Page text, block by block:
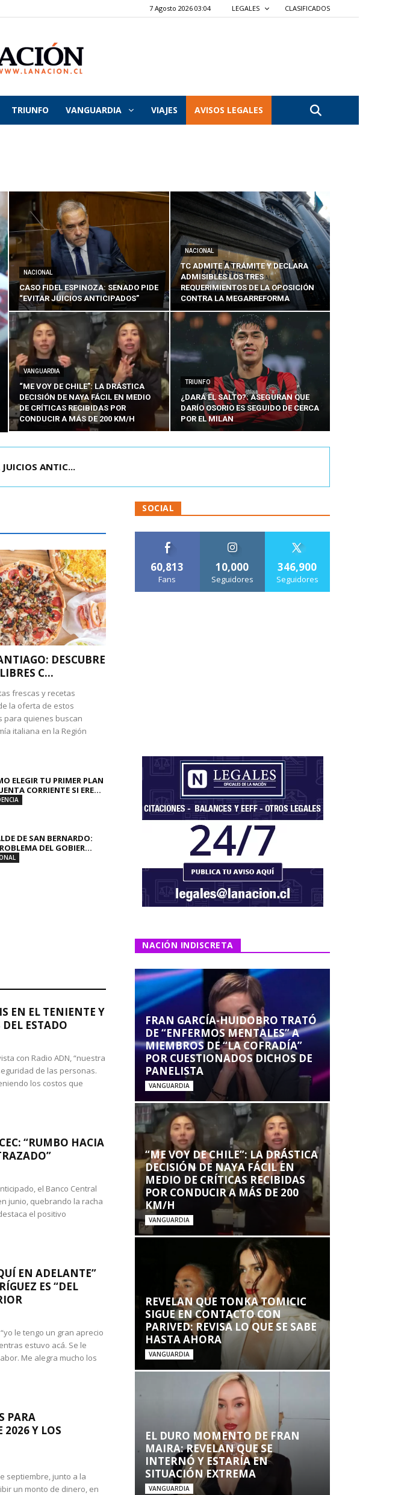
7 Agosto 2026 03:04 LEGALES CLASIFICADOS
La
Nación
TRIUNFO VANGUARDIA VIAJES AVISOS LEGALES
NACIONAL
CASO FIDEL ESPINOZA: SENADO PIDE
“EVITAR JUICIOS ANTICIPADOS”
NACIONAL
TC ADMITE A TRÁMITE Y DECLARA
ADMISIBLES LOS TRES
REQUERIMIENTOS DE LA OPOSICIÓN
CONTRA LA MEGARREFORMA
VANGUARDIA
“ME VOY DE CHILE”: LA DRÁSTICA
DECISIÓN DE NAYA FÁCIL EN MEDIO
DE CRÍTICAS RECIBIDAS POR
CONDUCIR A MÁS DE 200 KM/H
TRIUNFO
¿DARÁ EL SALTO?: ASEGURAN QUE
DARÍO OSORIO ES SEGUIDO DE CERCA
POR EL MILAN
TRES REQU...
DESCUBRE
C...
frescas y recetas
la oferta de estos
para quienes buscan
italiana en la Región
ELEGIR TU PRIMER PLAN
CORRIENTE SI ERE...
DE SAN BERNARDO:
DEL GOBIER...
EN EL TENIENTE Y
ESTADO
con Radio ADN, “nuestra
de las personas.
los costos que
“RUMBO HACIA
el Banco Central
junio, quebrando la racha
el positivo
EN ADELANTE”
ES “DEL
le tengo un gran aprecio
estuvo acá. Se le
Me alegra mucho los
PARA
2026 Y LOS
septiembre, junto a la
un monto de dinero, en
SOCIAL
60,813
Fans
10,000
Seguidores
346,900
Seguidores
NACIÓN INDISCRETA
FRAN GARCÍA-HUIDOBRO TRATÓ
DE “ENFERMOS MENTALES” A
MIEMBROS DE “LA COFRADÍA”
POR CUESTIONADOS DICHOS DE
PANELISTA
VANGUARDIA
“ME VOY DE CHILE”: LA DRÁSTICA
DECISIÓN DE NAYA FÁCIL EN
MEDIO DE CRÍTICAS RECIBIDAS
POR CONDUCIR A MÁS DE 200
KM/H
VANGUARDIA
REVELAN QUE TONKA TOMICIC
SIGUE EN CONTACTO CON
PARIVED: REVISA LO QUE SE SABE
HASTA AHORA
VANGUARDIA
EL DURO MOMENTO DE FRAN
MAIRA: REVELAN QUE SE
INTERNÓ Y ESTARÍA EN
SITUACIÓN EXTREMA
VANGUARDIA